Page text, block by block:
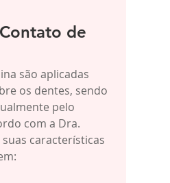
de
são aplicadas
os dentes, sendo
pelo
com a Dra.
características